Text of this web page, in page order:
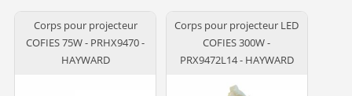
Corps pour projecteur
COFIES 75W - PRHX9470 -
HAYWARD
Corps pour projecteur LED
COFIES 300W -
PRX9472L14 - HAYWARD